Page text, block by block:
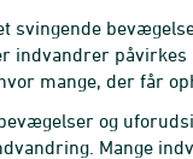
svingende
påvirkes
mange, der får
og
Mange